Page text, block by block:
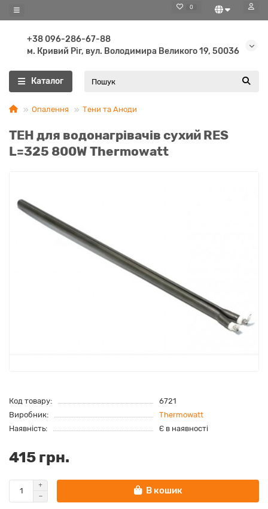
0
+38 096-286-67-88
м. Кривий Ріг, вул. Володимира Великого 19, 50036
Каталог
Опалення Тени та Аноди
ТЕН для водонагрівачів сухий RES
L=325 800W Thermowatt
Код товару:
6721
Виробник:
Thermowatt
Наявність:
Є в наявності
415 грн.
В кошик